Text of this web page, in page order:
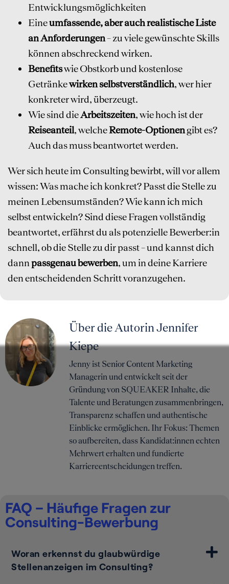
Entwicklungsmöglichkeiten
Eineumfassende, aber auch realistische Liste
an Anforderungen– zu viele gewünschte Skills
können abschreckend wirken.
Benefitswie Obstkorb und kostenlose
Getränkewirken selbstverständlich, wer hier
konkreter wird, überzeugt.
Wie sind dieArbeitszeiten, wie hoch ist der
Reiseanteil, welcheRemote-Optionengibt es?
Auch das muss beantwortet werden.
Wer sich heute im Consulting bewirbt, will vor allem
wissen: Was mache ich konkret? Passt die Stelle zu
meinen Lebensumständen? Wie kann ich mich
selbst entwickeln? Sind diese Fragen vollständig
beantwortet, erfährst du als potenzielle Bewerber:in
schnell, ob die Stelle zu dir passt – und kannst dich
dannpassgenau bewerben, um in deine Karriere
den entscheidenden Schritt voranzugehen.
Über die Autorin Jennifer
Kiepe
Jenny ist Senior Content Marketing
Managerin und entwickelt seit der
Gründung von SQUEAKER Inhalte, die
Talente und Beratungen zusammenbringen,
Transparenz schaffen und authentische
Einblicke ermöglichen. Ihr Fokus: Themen
so aufbereiten, dass Kandidat:innen echten
Mehrwert erhalten und fundierte
Karriereentscheidungen treffen.
FAQ – Häufige Fragen zur
Consulting-Bewerbung
Woran erkennst du glaubwürdige
Stellenanzeigen im Consulting?